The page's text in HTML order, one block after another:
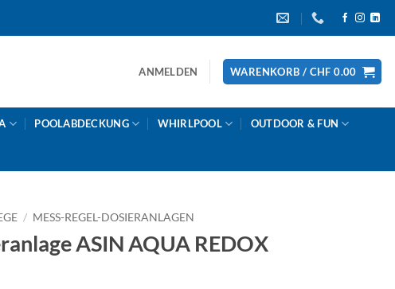
ANMELDEN WARENKORB / CHF 0.00
POOLABDECKUNG WHIRLPOOL OUTDOOR & FUN
/ MESS-REGEL-DOSIERANLAGEN
ASIN AQUA REDOX